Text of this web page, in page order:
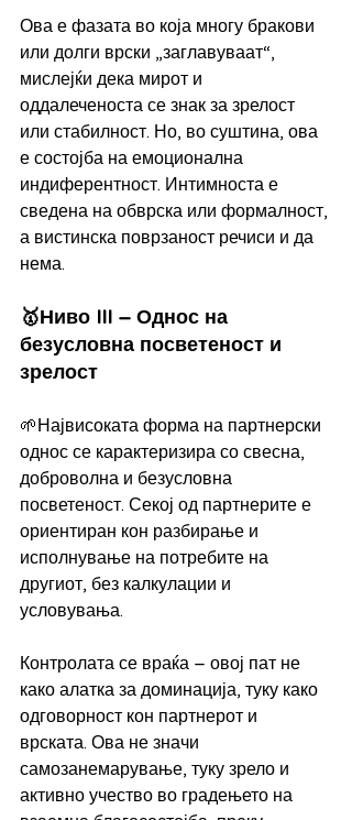
Ова е фазата во која многу бракови
или долги врски „заглавуваат“,
мислејќи дека мирот и
оддалеченоста се знак за зрелост
или стабилност. Но, во суштина, ова
е состојба на емоционална
индиферентност. Интимноста е
сведена на обврска или формалност,
а вистинска поврзаност речиси и да
нема.
🥇Ниво III – Однос на
безусловна посветеност и
зрелост
🌱Највисоката форма на партнерски
однос се карактеризира со свесна,
доброволна и безусловна
посветеност. Секој од партнерите е
ориентиран кон разбирање и
исполнување на потребите на
другиот, без калкулации и
условувања.
Контролата се враќа – овој пат не
како алатка за доминација, туку како
одговорност кон партнерот и
врската. Ова не значи
самозанемарување, туку зрело и
активно учество во градењето на